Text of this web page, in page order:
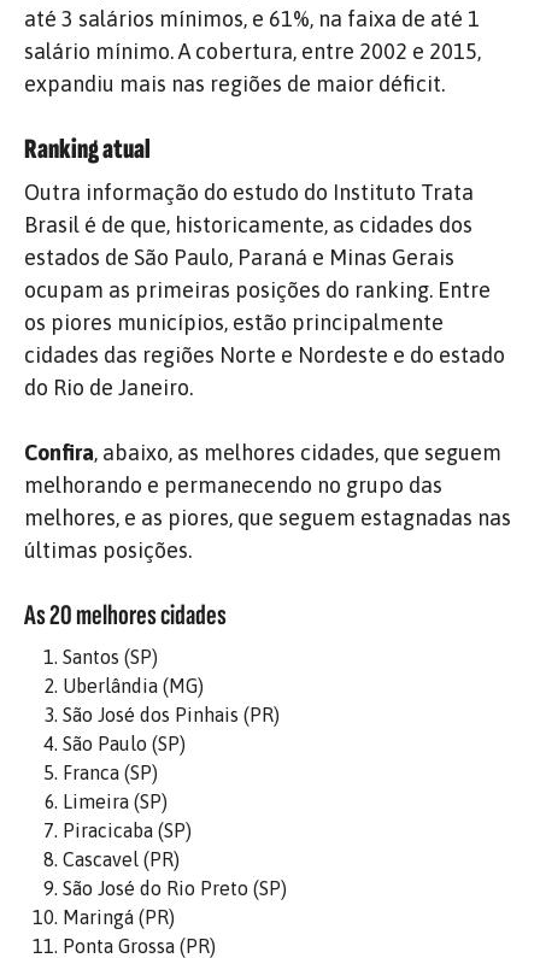
até 3 salários mínimos, e 61%, na faixa de até 1
salário mínimo. A cobertura, entre 2002 e 2015,
expandiu mais nas regiões de maior déficit.
Ranking atual
Outra informação do estudo do Instituto Trata
Brasil é de que, historicamente, as cidades dos
estados de São Paulo, Paraná e Minas Gerais
ocupam as primeiras posições do ranking. Entre
os piores municípios, estão principalmente
cidades das regiões Norte e Nordeste e do estado
do Rio de Janeiro.
Confira, abaixo, as melhores cidades, que seguem
melhorando e permanecendo no grupo das
melhores, e as piores, que seguem estagnadas nas
últimas posições.
As 20 melhores cidades
Santos (SP)
Uberlândia (MG)
São José dos Pinhais (PR)
São Paulo (SP)
Franca (SP)
Limeira (SP)
Piracicaba (SP)
Cascavel (PR)
São José do Rio Preto (SP)
Maringá (PR)
Ponta Grossa (PR)